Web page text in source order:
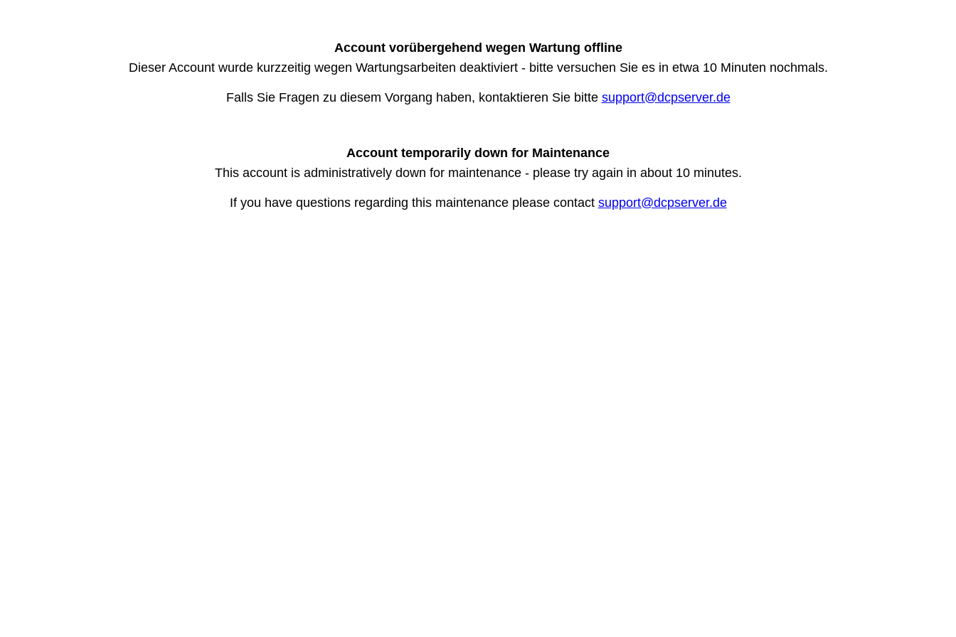
Account vorübergehend wegen Wartung offline
Dieser Account wurde kurzzeitig wegen Wartungsarbeiten deaktiviert - bitte versuchen Sie es in etwa 10 Minuten nochmals.
Falls Sie Fragen zu diesem Vorgang haben, kontaktieren Sie bitte support@dcpserver.de
Account temporarily down for Maintenance
This account is administratively down for maintenance - please try again in about 10 minutes.
If you have questions regarding this maintenance please contact support@dcpserver.de